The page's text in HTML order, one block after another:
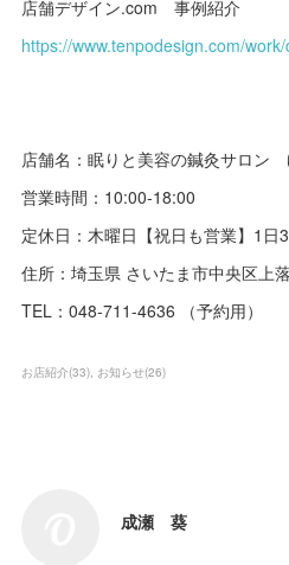
店舗デザイン.com 事例紹介
https://www.tenpodesign.com/
店舗名：眠りと美容の鍼灸サロン
営業時間：10:00-18:00
定休日：木曜日【祝日も営業】1
住所：埼玉県 さいたま市中央区上
TEL：048-711-4636 （予約用）
お店紹介(33) お知らせ(26)
成瀬 葵